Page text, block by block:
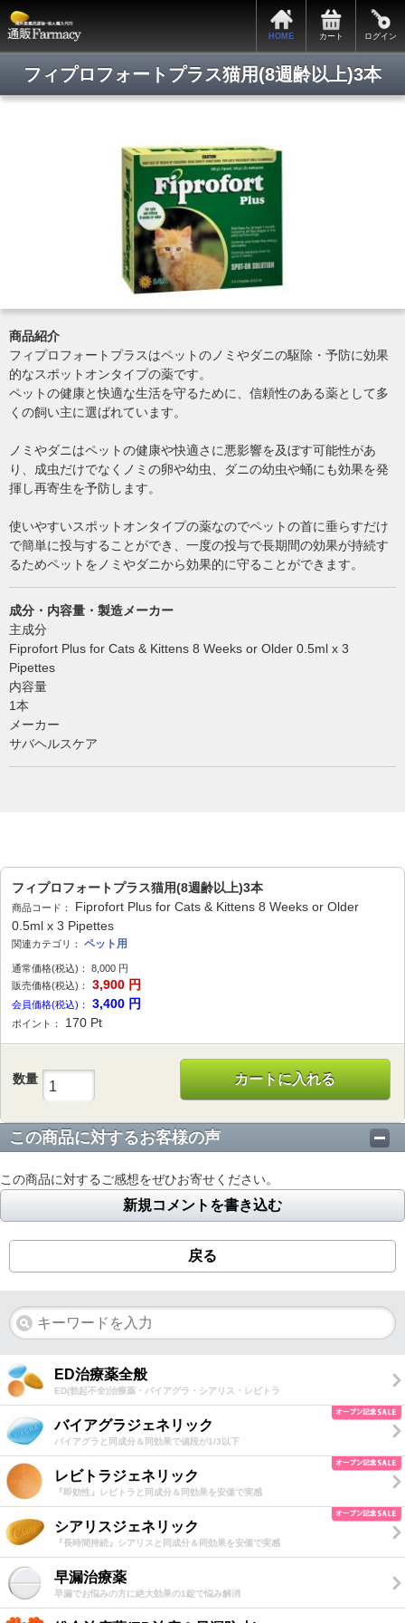
HOME カート ログイン
フィプロフォートプラス猫用(8週齢以上)3本
商品紹介
フィプロフォートプラスはペットのノミやダニの駆除・予防に効果
的なスポットオンタイプの薬です。
ペットの健康と快適な生活を守るために、信頼性のある薬として多
くの飼い主に選ばれています。
ノミやダニはペットの健康や快適さに悪影響を及ぼす可能性があ
り、成虫だけでなくノミの卵や幼虫、ダニの幼虫や蛹にも効果を発
揮し再寄生を予防します。
使いやすいスポットオンタイプの薬なのでペットの首に垂らすだけ
で簡単に投与することができ、一度の投与で長期間の効果が持続す
るためペットをノミやダニから効果的に守ることができます。
成分・内容量・製造メーカー
主成分
Fiprofort Plus for Cats & Kittens 8 Weeks or Older 0.5ml x 3
Pipettes
内容量
1本
メーカー
サバヘルスケア
フィプロフォートプラス猫用(8週齢以上)3本
商品コード：
Fiprofort Plus for Cats & Kittens 8 Weeks or Older
0.5ml x 3 Pipettes
関連カテゴリ： ペット用
通常価格(税込)： 8,000 円
販売価格(税込)：
3,900 円
会員価格(税込)： 3,400 円
ポイント： 170 Pt
数量 カートに入れる
この商品に対するお客様の声
この商品に対するご感想をぜひお寄せください。
新規コメントを書き込む
戻る
ED治療薬全般
ED(勃起不全)治療薬・バイアグラ・シアリス・レビトラ
バイアグラジェネリック
バイアグラと同成分＆同効果で値段が1/3以下
レビトラジェネリック
『即効性』レビトラと同成分＆同効果を安価で実感
シアリスジェネリック
『長時間持続』シアリスと同成分＆同効果を安価で実感
早漏治療薬
早漏でお悩みの方に絶大効果の1錠で悩み解消
サポートメニュー
会員ログイン 新規会員登録
特定商取引法表記
お問い合わせ
Copyright © 2014. 通販ファーマシー All rights reserved.